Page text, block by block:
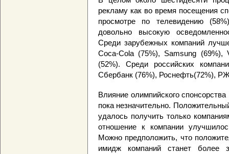
рекламу как во время посещения
просмотре по телевидению
довольно высокую
Среди зарубежных компаний
Coca-Cola (75%), Samsung (69%),
(52%). Среди российских
Сбербанк (76%), Роснефть(72%),
Влияние олимпийского
пока незначительно.
удалось получить только
отношение к компании
Можно предположить, что
имидж компаний станет более